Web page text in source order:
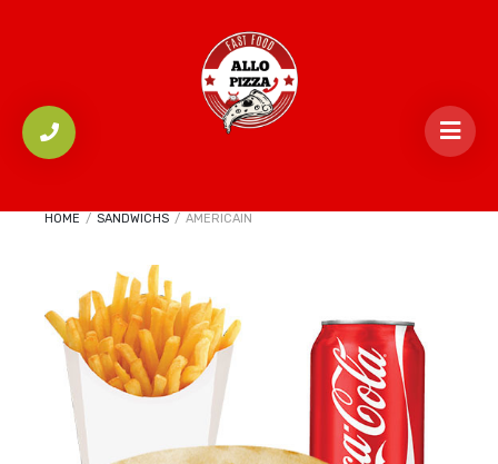
HOME / SANDWICHS / AMERICAIN